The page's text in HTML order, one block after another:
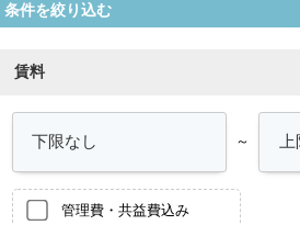
条件を絞り込む
賃料
～
管理費・共益費込み